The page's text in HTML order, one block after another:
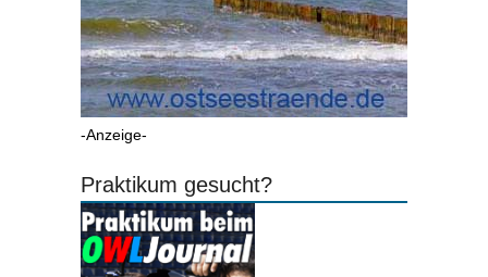
-Anzeige-
Praktikum gesucht?